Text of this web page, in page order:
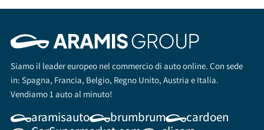
Siamo il leader europeo nel commercio di auto online. Con sede
in: Spagna, Francia, Belgio, Regno Unito, Austria e Italia.
Vendiamo 1 auto al minuto!
aramisauto brumbrum
cardoen